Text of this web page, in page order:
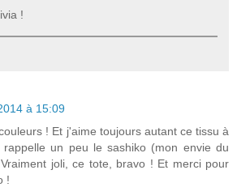
!
à 15:09
! Et j'aime toujours autant ce tissu à
rappelle un peu le sashiko (mon envie du
joli, ce tote, bravo ! Et merci pour
!